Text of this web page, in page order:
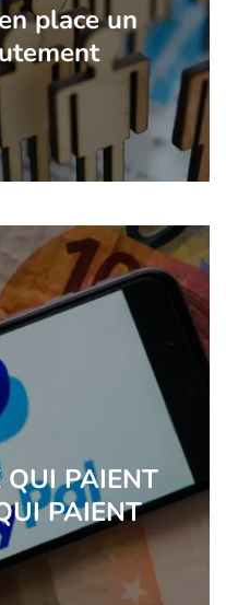
place un
QUI PAIENT
PAIENT